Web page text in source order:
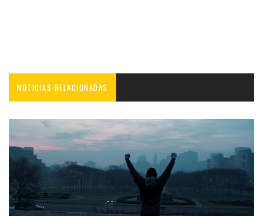
NOTICIAS RELACIONADAS